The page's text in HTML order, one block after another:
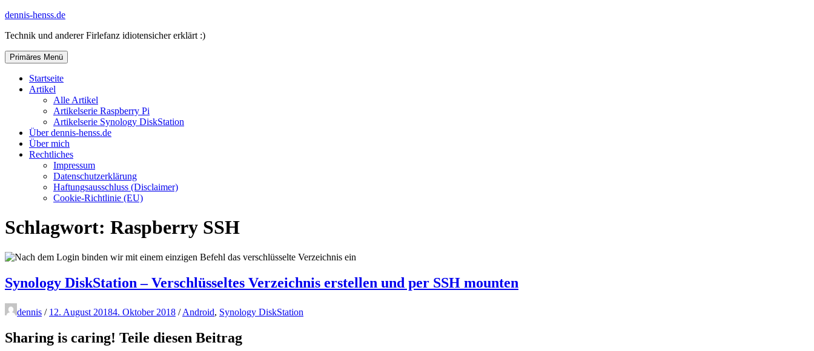
Zum
springen
dennis-henss.de
Technik und anderer Firlefanz idiotensicher erklärt :)
Primäres Menü
Startseite
Artikel
Alle Artikel
Artikelserie Raspberry Pi
Artikelserie Synology DiskStation
Über dennis-henss.de
Über mich
Rechtliches
Impressum
Datenschutzerklärung
Haftungsausschluss (Disclaimer)
Cookie-Richtlinie (EU)
Schlagwort: Raspberry SSH
Synology DiskStation – Verschlüsseltes Verzeichnis erstellen und per SSH mounten
dennis / 12. August 20184. Oktober 2018 / Android, Synology DiskStation
Sharing is caring! Teile diesen Beitrag